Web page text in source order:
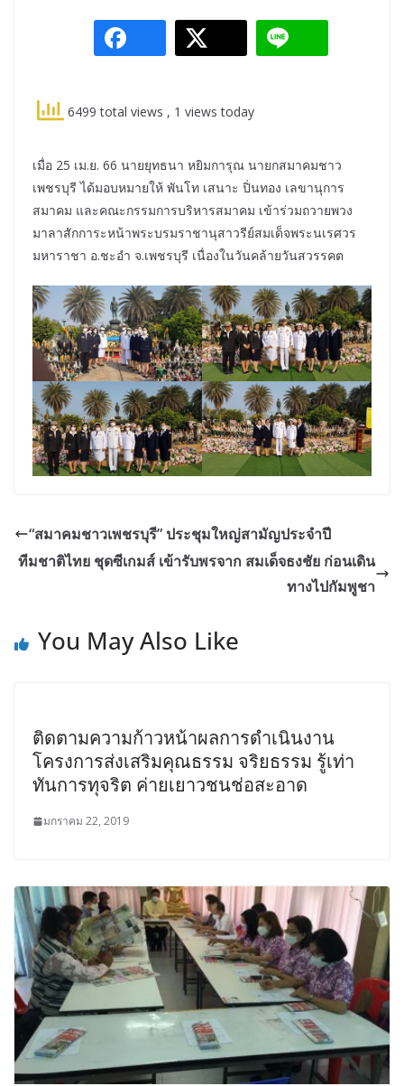
6499 total views , 1 views today
เมื่อ 25 เม.ย. 66 นายยุทธนา หยิมการุณ นายกสมาคมชาว
เพชรบุรี ได้มอบหมายให้ พันโท เสนาะ ปิ่นทอง เลขานุการ
สมาคม และคณะกรรมการบริหารสมาคม เข้าร่วมถวายพวง
มาลาสักการะหน้าพระบรมราชานุสาวรีย์สมเด็จพระนเรศวร
มหาราชา อ.ชะอำ จ.เพชรบุรี เนื่องในวันคล้ายวันสวรรคต
“สมาคมชาวเพชรบุรี” ประชุมใหญ่สามัญประจำปี
ทีมชาติไทย ชุดซีเกมส์ เข้ารับพรจาก สมเด็จธงชัย ก่อนเดิน
ทางไปกัมพูชา
You May Also Like
ติดตามความก้าวหน้าผลการดําเนินงาน
โครงการส่งเสริมคุณธรรม จริยธรรม รู้เท่า
ทันการทุจริต ค่ายเยาวชนช่อสะอาด
มกราคม 22, 2019